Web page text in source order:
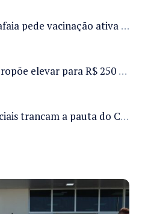
Dorinaldo Malafaia pede vacinação ativa ao Ministério da Saúde para reverter queda na cobertura vacinal no Brasil
Projeto de lei propõe elevar para R$ 250 mil limite de isenção do IPI para pessoas com deficiência e autismo
Vetos presidenciais trancam a pauta do Congresso com 87 itens pendentes e incluem trechos do Orçamento de 2026